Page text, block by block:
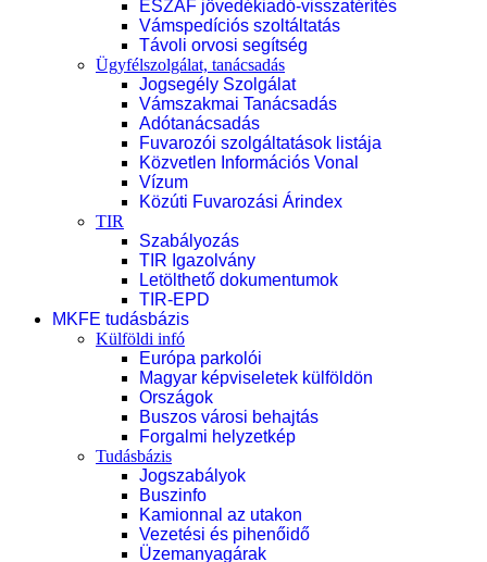
ESZAF jövedékiadó-visszatérítés
Vámspedíciós szoltáltatás
Távoli orvosi segítség
Ügyfélszolgálat, tanácsadás
Jogsegély Szolgálat
Vámszakmai Tanácsadás
Adótanácsadás
Fuvarozói szolgáltatások listája
Közvetlen Információs Vonal
Vízum
Közúti Fuvarozási Árindex
TIR
Szabályozás
TIR Igazolvány
Letölthető dokumentumok
TIR-EPD
MKFE tudásbázis
Külföldi infó
Európa parkolói
Magyar képviseletek külföldön
Országok
Buszos városi behajtás
Forgalmi helyzetkép
Tudásbázis
Jogszabályok
Buszinfo
Kamionnal az utakon
Vezetési és pihenőidő
Üzemanyagárak